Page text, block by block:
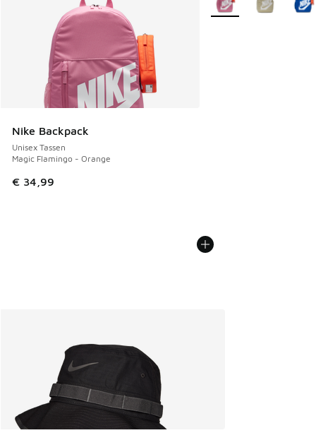
Nike Backpack
Unisex Tassen
Magic Flamingo - Orange
€ 34,99